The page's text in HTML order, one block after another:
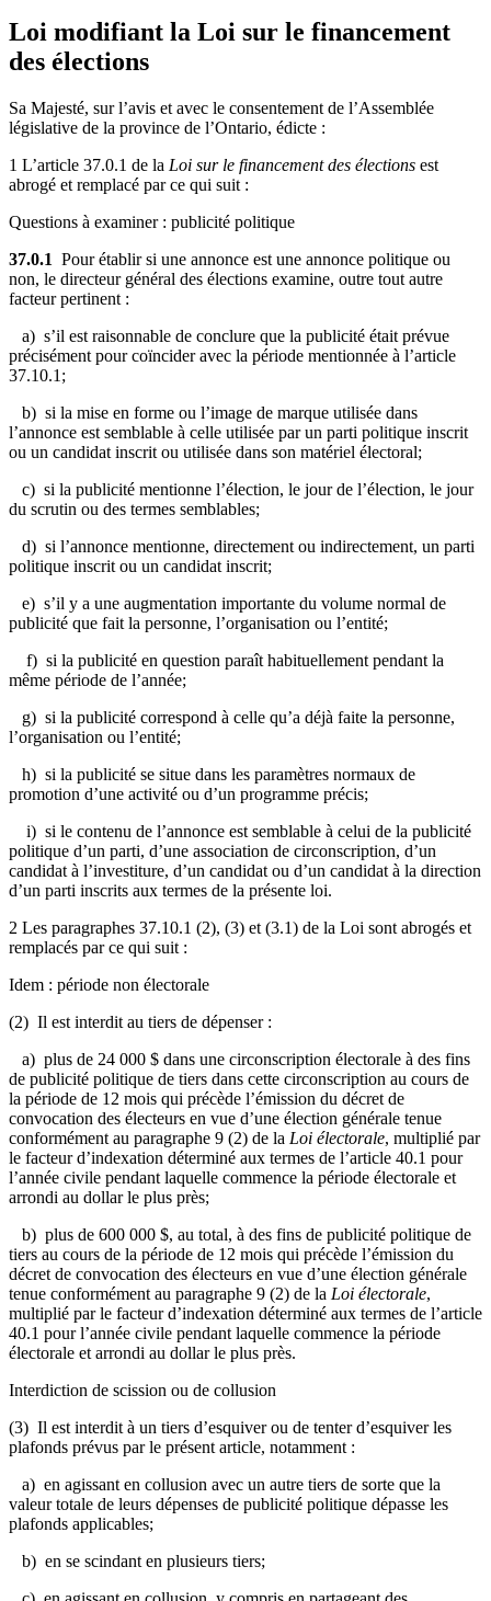
Loi modifiant la Loi sur le financement
des élections
Sa Majesté, sur l’avis et avec le consentement de l’Assemblée
législative de la province de l’Ontario, édicte :
1 L’article 37.0.1 de la Loi sur le financement des élections est
abrogé et remplacé par ce qui suit :
Questions à examiner : publicité politique
37.0.1 Pour établir si une annonce est une annonce politique ou
non, le directeur général des élections examine, outre tout autre
facteur pertinent :
a) s’il est raisonnable de conclure que la publicité était prévue
précisément pour coïncider avec la période mentionnée à l’article
37.10.1;
b) si la mise en forme ou l’image de marque utilisée dans
l’annonce est semblable à celle utilisée par un parti politique inscrit
ou un candidat inscrit ou utilisée dans son matériel électoral;
c) si la publicité mentionne l’élection, le jour de l’élection, le jour
du scrutin ou des termes semblables;
d) si l’annonce mentionne, directement ou indirectement, un parti
politique inscrit ou un candidat inscrit;
e) s’il y a une augmentation importante du volume normal de
publicité que fait la personne, l’organisation ou l’entité;
f) si la publicité en question paraît habituellement pendant la
même période de l’année;
g) si la publicité correspond à celle qu’a déjà faite la personne,
l’organisation ou l’entité;
h) si la publicité se situe dans les paramètres normaux de
promotion d’une activité ou d’un programme précis;
i) si le contenu de l’annonce est semblable à celui de la publicité
politique d’un parti, d’une association de circonscription, d’un
candidat à l’investiture, d’un candidat ou d’un candidat à la direction
d’un parti inscrits aux termes de la présente loi.
2 Les paragraphes 37.10.1 (2), (3) et (3.1) de la Loi sont abrogés et
remplacés par ce qui suit :
Idem : période non électorale
(2) Il est interdit au tiers de dépenser :
a) plus de 24 000 $ dans une circonscription électorale à des fins
de publicité politique de tiers dans cette circonscription au cours de
la période de 12 mois qui précède l’émission du décret de
convocation des électeurs en vue d’une élection générale tenue
conformément au paragraphe 9 (2) de la Loi électorale, multiplié par
le facteur d’indexation déterminé aux termes de l’article 40.1 pour
l’année civile pendant laquelle commence la période électorale et
arrondi au dollar le plus près;
b) plus de 600 000 $, au total, à des fins de publicité politique de
tiers au cours de la période de 12 mois qui précède l’émission du
décret de convocation des électeurs en vue d’une élection générale
tenue conformément au paragraphe 9 (2) de la Loi électorale,
multiplié par le facteur d’indexation déterminé aux termes de l’article
40.1 pour l’année civile pendant laquelle commence la période
électorale et arrondi au dollar le plus près.
Interdiction de scission ou de collusion
(3) Il est interdit à un tiers d’esquiver ou de tenter d’esquiver les
plafonds prévus par le présent article, notamment :
a) en agissant en collusion avec un autre tiers de sorte que la
valeur totale de leurs dépenses de publicité politique dépasse les
plafonds applicables;
b) en se scindant en plusieurs tiers;